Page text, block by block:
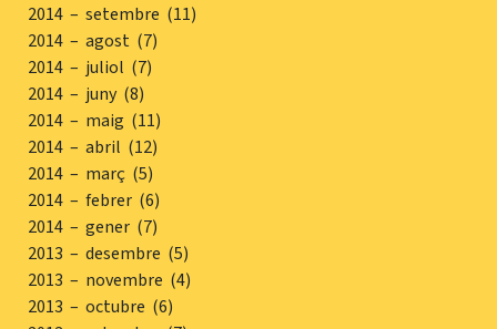
2014 – setembre (11)
2014 – agost (7)
2014 – juliol (7)
2014 – juny (8)
2014 – maig (11)
2014 – abril (12)
2014 – març (5)
2014 – febrer (6)
2014 – gener (7)
2013 – desembre (5)
2013 – novembre (4)
2013 – octubre (6)